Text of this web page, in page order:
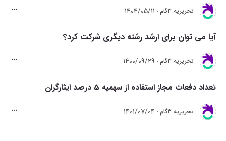
تحريريه 3گام 1404/05/11
آیا می توان برای ارشد رشته دیگری شرکت کرد؟
تحريريه 3گام 1400/09/29
تعداد دفعات مجاز استفاده از سهمیه 5 درصد ایثارگران
تحريريه 3گام 1401/07/04